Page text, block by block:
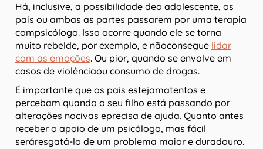
Há, inclusive, a possibilidade deo adolescente, os
pais ou ambas as partes passarem por uma terapia
compsicólogo. Isso ocorre quando ele se torna
muito rebelde, por exemplo, e nãoconsegue lidar
com as emoções. Ou pior, quando se envolve em
casos de violênciaou consumo de drogas.
É importante que os pais estejamatentos e
percebam quando o seu filho está passando por
alterações nocivas eprecisa de ajuda. Quanto antes
receber o apoio de um psicólogo, mas fácil
seráresgatá-lo de um problema maior e duradouro.